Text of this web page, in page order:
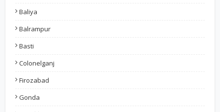
Baliya
Balrampur
Basti
Colonelganj
Firozabad
Gonda